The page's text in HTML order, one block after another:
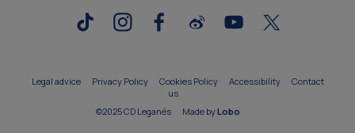
Legal advice Privacy Policy Cookies Policy Accessibility
Contact
us
©2025 CD Leganés
Made byLobo